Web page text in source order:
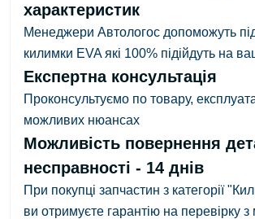
характеристик
Менеджери Автологос допоможуть
килимки EVA які 100% підійдуть на
Експертна консультація
Проконсультуємо по товару,
можливих нюансах
Можливість повернення
несправності - 14 днів
При покупці запчастин з категорії
ви отримуєте гарантію на перевірку з